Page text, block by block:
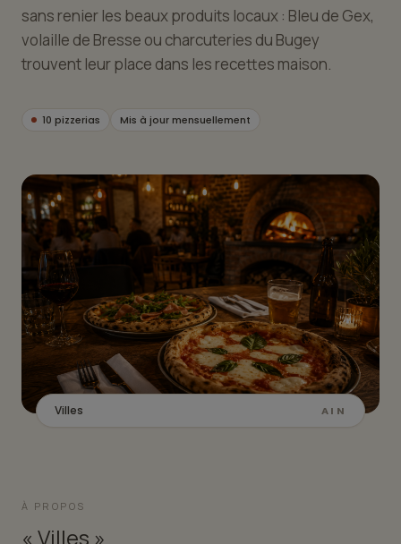
sans renier les beaux produits locaux : Bleu de Gex,
volaille de Bresse ou charcuteries du Bugey
trouvent leur place dans les recettes maison.
10 pizzerias Mis à jour mensuellement
Villes AIN
À PROPOS
« Villes »